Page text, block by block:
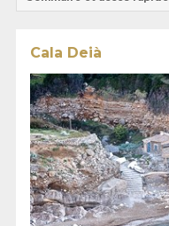
Cala Deià